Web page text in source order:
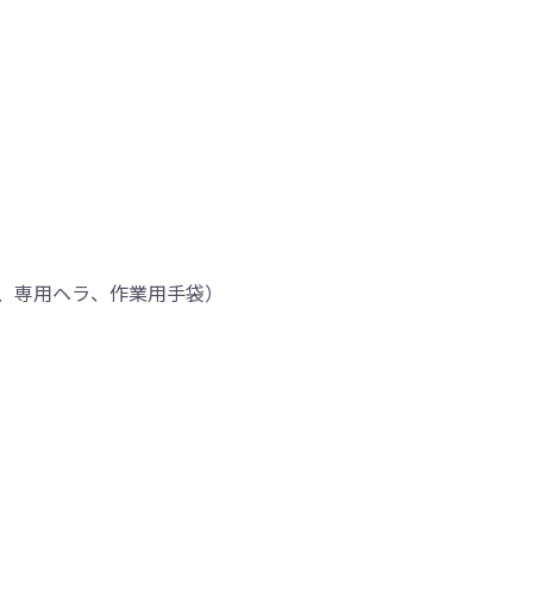
用ヘラ、作業用手袋）